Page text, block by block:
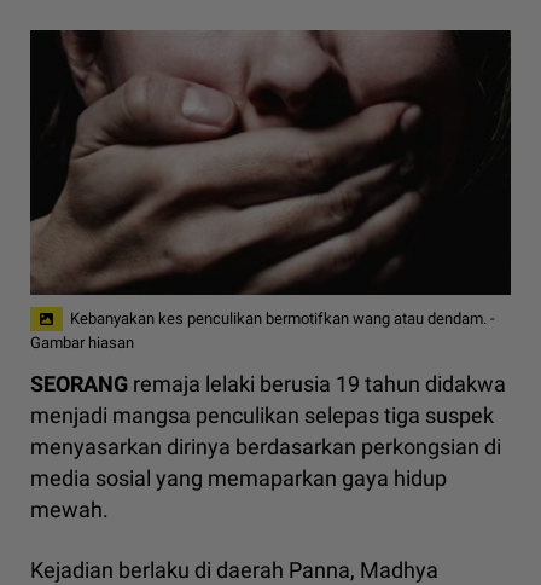
Kebanyakan kes penculikan bermotifkan wang atau dendam. -
Gambar hiasan
SEORANG remaja lelaki berusia 19 tahun didakwa
menjadi mangsa penculikan selepas tiga suspek
menyasarkan dirinya berdasarkan perkongsian di
media sosial yang memaparkan gaya hidup
mewah.
Kejadian berlaku di daerah Panna, Madhya